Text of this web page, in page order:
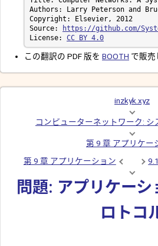
Source:
https://github.com/
License: CC BY 4.0
この翻訳の PDF 版を BOOTH で販売
inzkyk.xyz
コンピューターネットワーク:
第 9 章 アプリケー
第 9 章 アプリケーション
問題: アプリケー
ロトコ